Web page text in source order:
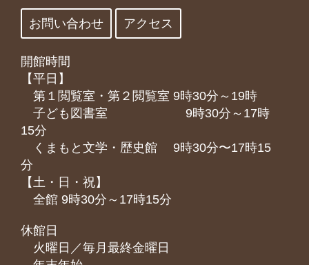
お問い合わせ アクセス
開館時間
【平日】
第１閲覧室・第２閲覧室 9時30分～19時
子ども図書室 9時30分～17時
15分
くまもと⽂学・歴史館 9時30分〜17時15
分
【土・日・祝】
全館 9時30分～17時15分
休館日
火曜日／毎月最終金曜日